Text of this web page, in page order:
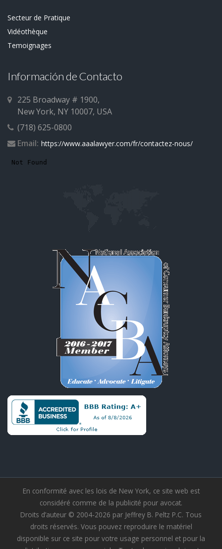
Secteur de Pratique
Vidéothèque
Temoignages
Información de Contacto
225 Broadway # 1900,
New York, NY 10007, USA
(718) 625-0800
Email: https://www.aaalawyer.com/fr/contactez-nous/
En conformité avec les lois de New York, ce site web est
considéré comme de la publicité pour avocat.
Droits d’auteur © 2004-2026 par Jeffrey B. Peltz P.C. Tous
droits réservés. Vous pouvez reproduire le matériel
disponible sur ce site pour votre usage personnel et pour la